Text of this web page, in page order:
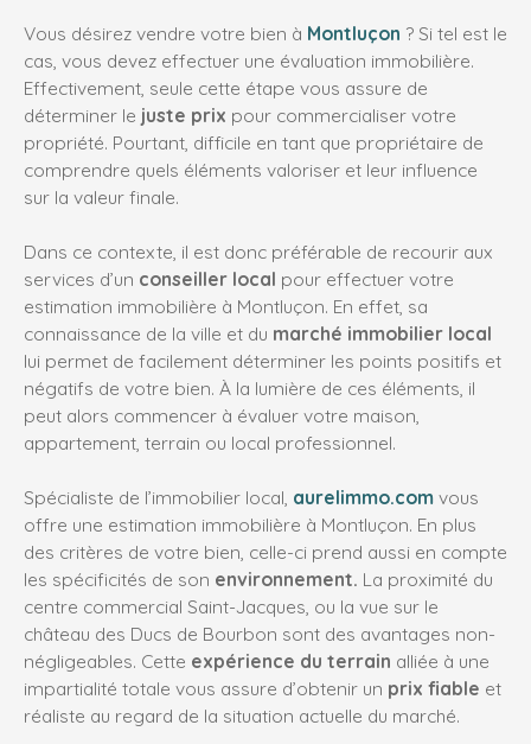
Vous désirez vendre votre bien à Montluçon ? Si tel est le
cas, vous devez effectuer une évaluation immobilière.
Effectivement, seule cette étape vous assure de
déterminer le juste prix pour commercialiser votre
propriété. Pourtant, difficile en tant que propriétaire de
comprendre quels éléments valoriser et leur influence
sur la valeur finale.
Dans ce contexte, il est donc préférable de recourir aux
services d’un conseiller local pour effectuer votre
estimation immobilière à Montluçon. En effet, sa
connaissance de la ville et du marché immobilier local
lui permet de facilement déterminer les points positifs et
négatifs de votre bien. À la lumière de ces éléments, il
peut alors commencer à évaluer votre maison,
appartement, terrain ou local professionnel.
Spécialiste de l’immobilier local, aurelimmo.com vous
offre une estimation immobilière à Montluçon. En plus
des critères de votre bien, celle-ci prend aussi en compte
les spécificités de son environnement. La proximité du
centre commercial Saint-Jacques, ou la vue sur le
château des Ducs de Bourbon sont des avantages non-
négligeables. Cette expérience du terrain alliée à une
impartialité totale vous assure d’obtenir un prix fiable et
réaliste au regard de la situation actuelle du marché.